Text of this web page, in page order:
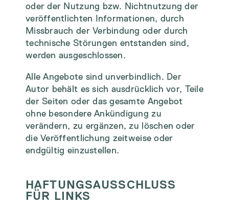
oder der Nutzung bzw. Nichtnutzung der
veröffentlichten Informationen, durch
Missbrauch der Verbindung oder durch
technische Störungen entstanden sind,
werden ausgeschlossen.
Alle Angebote sind unverbindlich. Der
Autor behält es sich ausdrücklich vor, Teile
der Seiten oder das gesamte Angebot
ohne besondere Ankündigung zu
verändern, zu ergänzen, zu löschen oder
die Veröffentlichung zeitweise oder
endgültig einzustellen.
HAFTUNGSAUSSCHLUSS
FÜR LINKS